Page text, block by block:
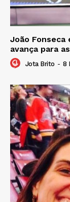
João Fonseca
avança para
Jota Brito - 8